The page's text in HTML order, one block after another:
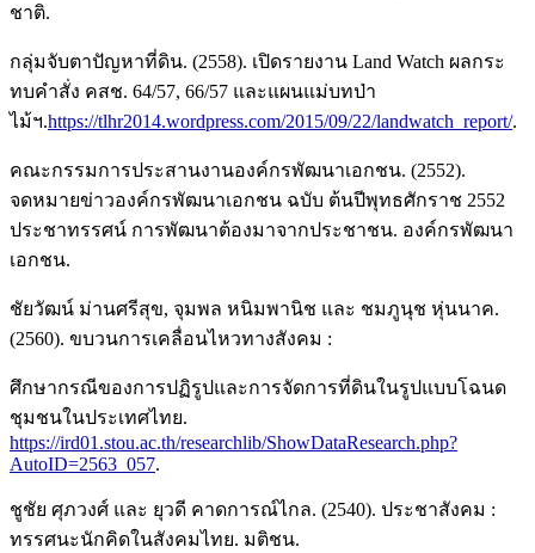
ชาติ.
กลุ่มจับตาปัญหาที่ดิน. (2558). เปิดรายงาน Land Watch ผลกระ
ทบคำสั่ง คสช. 64/57, 66/57 และแผนแม่บทป่า
ไม้ฯ.https://tlhr2014.wordpress.com/2015/09/22/landwatch_report/.
คณะกรรมการประสานงานองค์กรพัฒนาเอกชน. (2552).
จดหมายข่าวองค์กรพัฒนาเอกชน ฉบับ ต้นปีพุทธศักราช 2552
ประชาทรรศน์ การพัฒนาต้องมาจากประชาชน. องค์กรพัฒนา
เอกชน.
ชัยวัฒน์ ม่านศรีสุข, จุมพล หนิมพานิช และ ชมภูนุช หุ่นนาค.
(2560). ขบวนการเคลื่อนไหวทางสังคม :
ศึกษากรณีของการปฏิรูปและการจัดการที่ดินในรูปแบบโฉนด
ชุมชนในประเทศไทย.
https://ird01.stou.ac.th/researchlib/ShowDataResearch.php?
AutoID=2563_057.
ชูชัย ศุภวงศ์ และ ยุวดี คาดการณ์ไกล. (2540). ประชาสังคม :
ทรรศนะนักคิดในสังคมไทย. มติชน.